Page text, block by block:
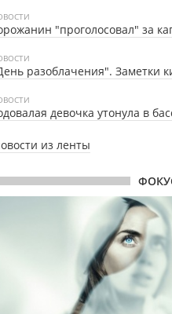
"проголосовал" за
разоблачения". Заметки
девочка утонула в
из ленты